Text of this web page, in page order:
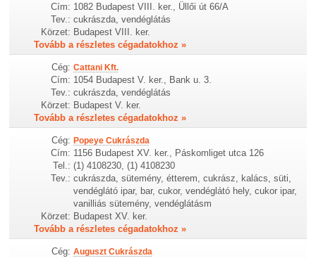
Cím: 1082 Budapest VIII. ker., Üllői út 66/A
Tev.: cukrászda, vendéglátás
Körzet: Budapest VIII. ker.
Tovább a részletes cégadatokhoz »
Cég: Cattani Kft.
Cím: 1054 Budapest V. ker., Bank u. 3.
Tev.: cukrászda, vendéglátás
Körzet: Budapest V. ker.
Tovább a részletes cégadatokhoz »
Cég: Popeye Cukrászda
Cím: 1156 Budapest XV. ker., Páskomliget utca 126
Tel.: (1) 4108230, (1) 4108230
Tev.: cukrászda, sütemény, étterem, cukrász, kalács, süti,
vendéglátó ipar, bar, cukor, vendéglátó hely, cukor ipar,
vanilliás sütemény, vendéglátásm
Körzet: Budapest XV. ker.
Tovább a részletes cégadatokhoz »
Cég: Auguszt Cukrászda